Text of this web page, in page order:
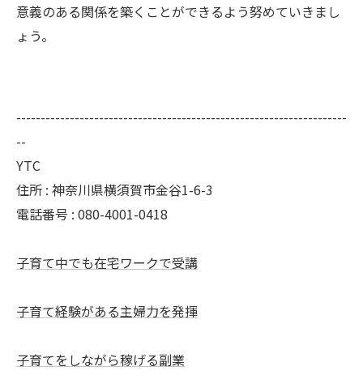
意義のある関係を築くことができるよう努めていきまし
ょう。
--------------------------------------------------------------------
--
YTC
住所 : 神奈川県横須賀市金谷1-6-3
電話番号 : 080-4001-0418
子育て中でも在宅ワークで受講
子育て経験がある主婦力を発揮
子育てをしながら稼げる副業